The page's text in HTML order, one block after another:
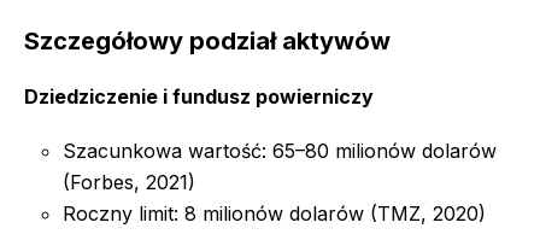
Szczegółowy podział aktywów
Dziedziczenie i fundusz powierniczy
Szacunkowa wartość: 65–80 milionów dolarów
(Forbes, 2021)
Roczny limit: 8 milionów dolarów (TMZ, 2020)